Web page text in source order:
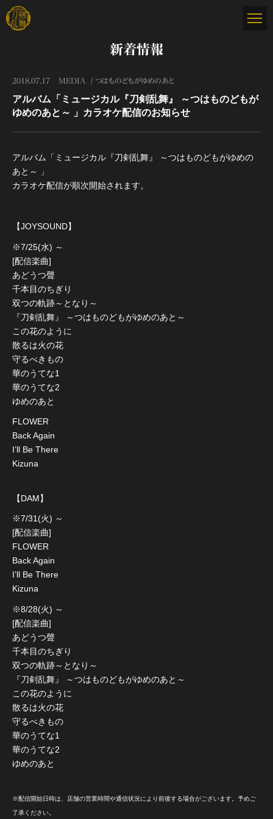
新着情報
2018.07.17 MEDIA つはものどもがゆめのあと
アルバム「ミュージカル『刀剣乱舞』 ～つはものどもが
ゆめのあと～ 」カラオケ配信のお知らせ
アルバム「ミュージカル『刀剣乱舞』 ～つはものどもがゆめの
あと～ 」
カラオケ配信が順次開始されます。
【JOYSOUND】
※7/25(水) ～
[配信楽曲]
あどうつ聲
千本目のちぎり
双つの軌跡～となり～
『刀剣乱舞』 ～つはものどもがゆめのあと～
この花のように
散るは火の花
守るべきもの
華のうてな1
華のうてな2
ゆめのあと
FLOWER
Back Again
I’ll Be There
Kizuna
【DAM】
※7/31(火) ～
[配信楽曲]
FLOWER
Back Again
I’ll Be There
Kizuna
※8/28(火) ～
[配信楽曲]
あどうつ聲
千本目のちぎり
双つの軌跡～となり～
『刀剣乱舞』 ～つはものどもがゆめのあと～
この花のように
散るは火の花
守るべきもの
華のうてな1
華のうてな2
ゆめのあと
※配信開始日時は、店舗の営業時間や通信状況により前後する場合がございます。予めご
了承ください。